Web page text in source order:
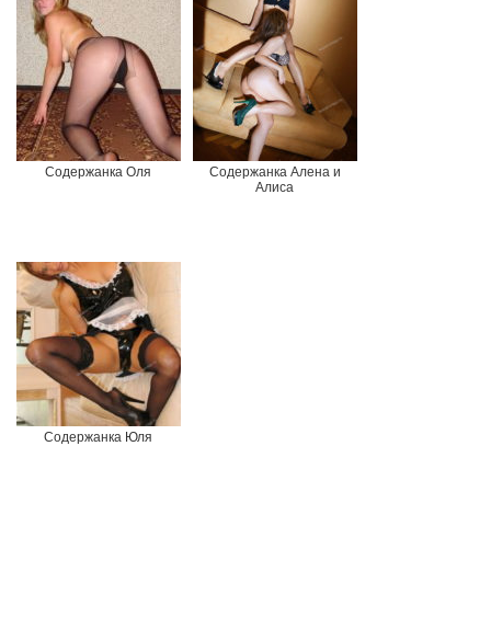
Содержанка Оля
Содержанка Алена и
Алиса
Содержанка Юля